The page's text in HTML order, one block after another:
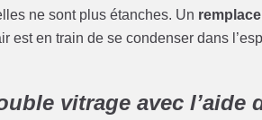
ne sont plus étanches. Un
est en train de se condenser dans
vitrage avec l’aide